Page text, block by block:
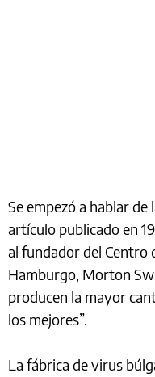
Se empezó a hablar de
artículo publicado en
al fundador del Centro
Hamburgo, Morton
producen la mayor
los mejores”.
La fábrica de virus